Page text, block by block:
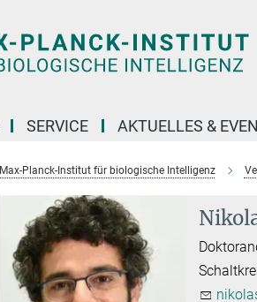
SERVICE AKTUELLES &
Max-Planck-Institut für biologische Intelligenz